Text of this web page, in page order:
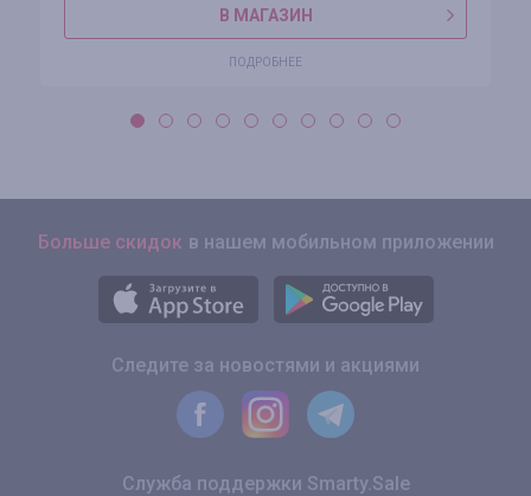
В МАГАЗИН
ПОДРОБНЕЕ
Больше скидок в нашем мобильном приложении
Следите за новостями и акциями
Служба поддержки Smarty.Sale